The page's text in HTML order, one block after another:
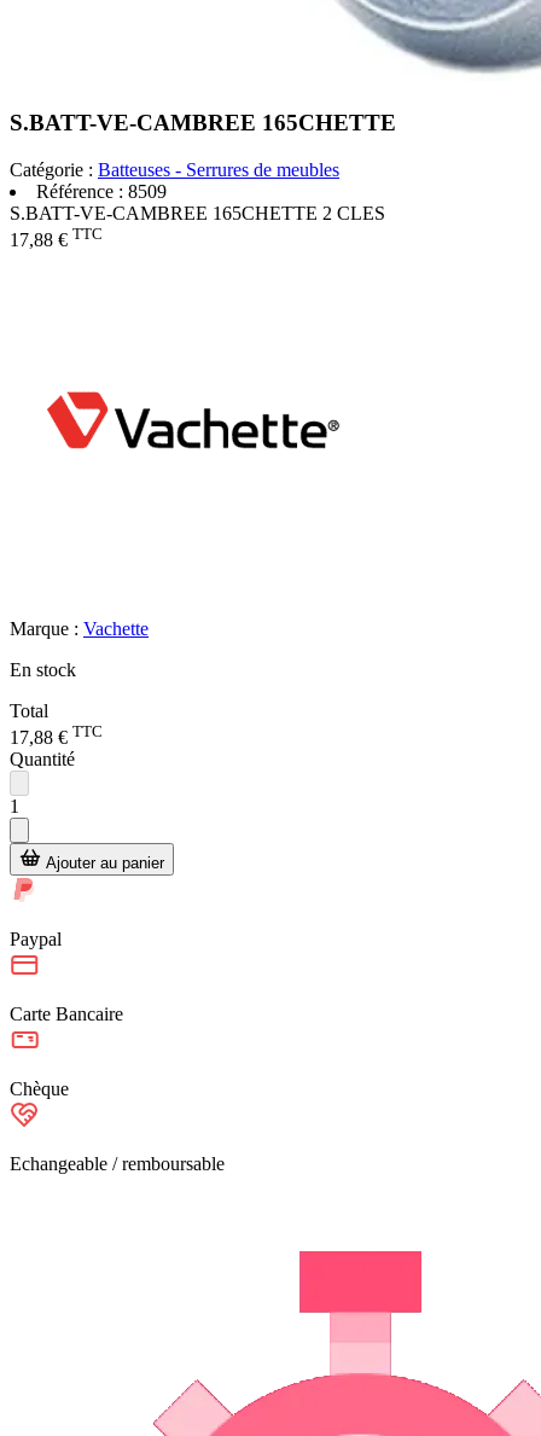
S.BATT-VE-CAMBREE 165CHETTE
Catégorie : Batteuses - Serrures de meubles
Référence : 8509
S.BATT-VE-CAMBREE 165CHETTE 2 CLES
17,88 € TTC
Marque : Vachette
En stock
Total
17,88 € TTC
Quantité
1
Ajouter au panier
Paypal
Carte Bancaire
Chèque
Echangeable / remboursable